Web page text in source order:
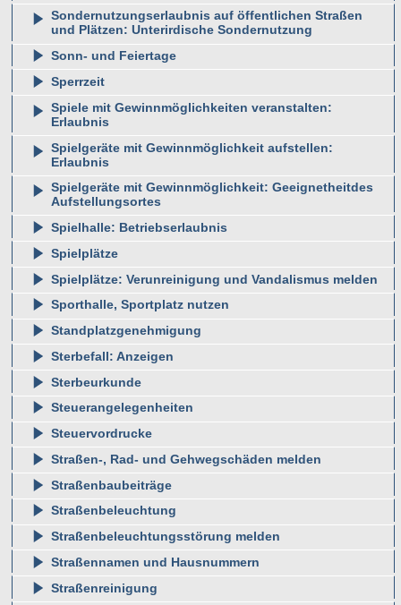
Sondernutzungserlaubnis auf öffentlichen Straßen
und Plätzen: Unterirdische Sondernutzung
Sonn- und Feiertage
Sperrzeit
Spiele mit Gewinnmöglichkeiten veranstalten:
Erlaubnis
Spielgeräte mit Gewinnmöglichkeit aufstellen:
Erlaubnis
Spielgeräte mit Gewinnmöglichkeit: Geeignetheitdes
Aufstellungsortes
Spielhalle: Betriebserlaubnis
Spielplätze
Spielplätze: Verunreinigung und Vandalismus melden
Sporthalle, Sportplatz nutzen
Standplatzgenehmigung
Sterbefall: Anzeigen
Sterbeurkunde
Steuerangelegenheiten
Steuervordrucke
Straßen-, Rad- und Gehwegschäden melden
Straßenbaubeiträge
Straßenbeleuchtung
Straßenbeleuchtungsstörung melden
Straßennamen und Hausnummern
Straßenreinigung